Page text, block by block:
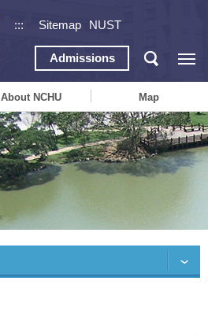
::: Sitemap NUST
Admissions
About NCHU Map